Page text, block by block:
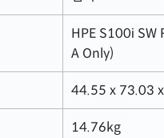
HPE S100i SW
A Only)
44.55 x 73.03
14.76kg